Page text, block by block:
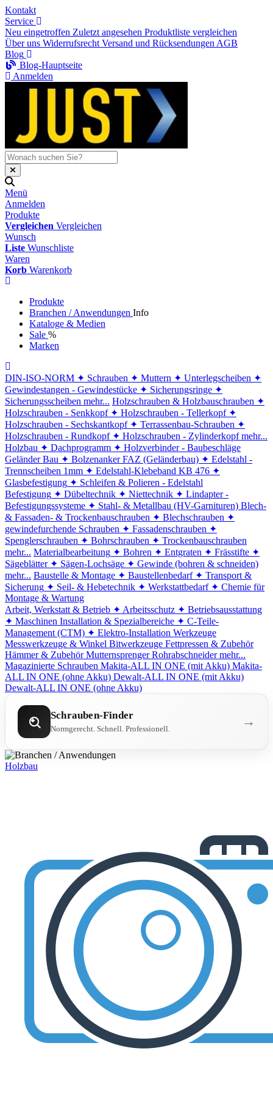
Kontakt
Service
Neu eingetroffen Zuletzt angesehen Produktliste vergleichen
Über uns Widerrufsrecht Versand und Rücksendungen AGB
Blog
Blog-Hauptseite
Anmelden
Menü
Anmelden
Produkte
Vergleichen Vergleichen
Wunsch
Liste Wunschliste
Waren
Korb Warenkorb
Produkte
Branchen / Anwendungen Info
Kataloge & Medien
Sale %
Marken
DIN-ISO-NORM ✦ Schrauben ✦ Muttern ✦ Unterlegscheiben ✦
Gewindestangen - Gewindestücke ✦ Sicherungsringe ✦
Sicherungsscheiben mehr... Holzschrauben & Holzbauschrauben ✦
Holzschrauben - Senkkopf ✦ Holzschrauben - Tellerkopf ✦
Holzschrauben - Sechskantkopf ✦ Terrassenbau-Schrauben ✦
Holzschrauben - Rundkopf ✦ Holzschrauben - Zylinderkopf mehr...
Holzbau ✦ Dachprogramm ✦ Holzverbinder - Baubeschläge
Geländer Bau ✦ Bolzenanker FAZ (Geländerbau) ✦ Edelstahl -
Trennscheiben 1mm ✦ Edelstahl-Klebeband KB 476 ✦
Glasbefestigung ✦ Schleifen & Polieren - Edelstahl
Befestigung ✦ Dübeltechnik ✦ Niettechnik ✦ Lindapter -
Befestigungssysteme ✦ Stahl- & Metallbau (HV-Garnituren) Blech-
& Fassaden- & Trockenbauschrauben ✦ Blechschrauben ✦
gewindefurchende Schrauben ✦ Fassadenschrauben ✦
Spenglerschrauben ✦ Bohrschrauben ✦ Trockenbauschrauben
mehr... Materialbearbeitung ✦ Bohren ✦ Entgraten ✦ Frässtifte ✦
Sägeblätter ✦ Sägen-Lochsäge ✦ Gewinde (bohren & schneiden)
mehr... Baustelle & Montage ✦ Baustellenbedarf ✦ Transport &
Sicherung ✦ Seil- & Hebetechnik ✦ Werkstattbedarf ✦ Chemie für
Montage & Wartung
Arbeit, Werkstatt & Betrieb ✦ Arbeitsschutz ✦ Betriebsausstattung
✦ Maschinen Installation & Spezialbereiche ✦ C-Teile-
Management (CTM) ✦ Elektro-Installation Werkzeuge
Messwerkzeuge & Winkel Bitwerkzeuge Fettpressen & Zubehör
Hämmer & Zubehör Mutternsprenger Rohrabschneider mehr...
Magazinierte Schrauben Makita-ALL IN ONE (mit Akku) Makita-
ALL IN ONE (ohne Akku) Dewalt-ALL IN ONE (mit Akku)
Dewalt-ALL IN ONE (ohne Akku)
Schrauben-Finder
Normgerecht. Schnell. Professionell. →
Holzbau